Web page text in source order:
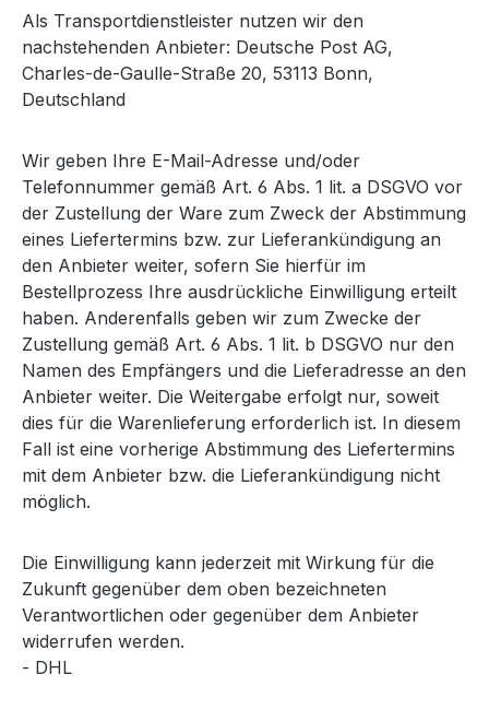
Als Transportdienstleister nutzen wir den
nachstehenden Anbieter: Deutsche Post AG,
Charles-de-Gaulle-Straße 20, 53113 Bonn,
Deutschland
Wir geben Ihre E-Mail-Adresse und/oder
Telefonnummer gemäß Art. 6 Abs. 1 lit. a DSGVO vor
der Zustellung der Ware zum Zweck der Abstimmung
eines Liefertermins bzw. zur Lieferankündigung an
den Anbieter weiter, sofern Sie hierfür im
Bestellprozess Ihre ausdrückliche Einwilligung erteilt
haben. Anderenfalls geben wir zum Zwecke der
Zustellung gemäß Art. 6 Abs. 1 lit. b DSGVO nur den
Namen des Empfängers und die Lieferadresse an den
Anbieter weiter. Die Weitergabe erfolgt nur, soweit
dies für die Warenlieferung erforderlich ist. In diesem
Fall ist eine vorherige Abstimmung des Liefertermins
mit dem Anbieter bzw. die Lieferankündigung nicht
möglich.
Die Einwilligung kann jederzeit mit Wirkung für die
Zukunft gegenüber dem oben bezeichneten
Verantwortlichen oder gegenüber dem Anbieter
widerrufen werden.
- DHL